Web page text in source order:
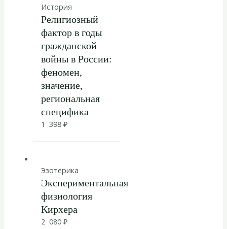
История
Религиозный
фактор в годы
гражданской
войны в России:
феномен,
значение,
региональная
специфика
1 398 ₽
Эзотерика
Экспериментальная
физиология
Кирхера
2 080 ₽